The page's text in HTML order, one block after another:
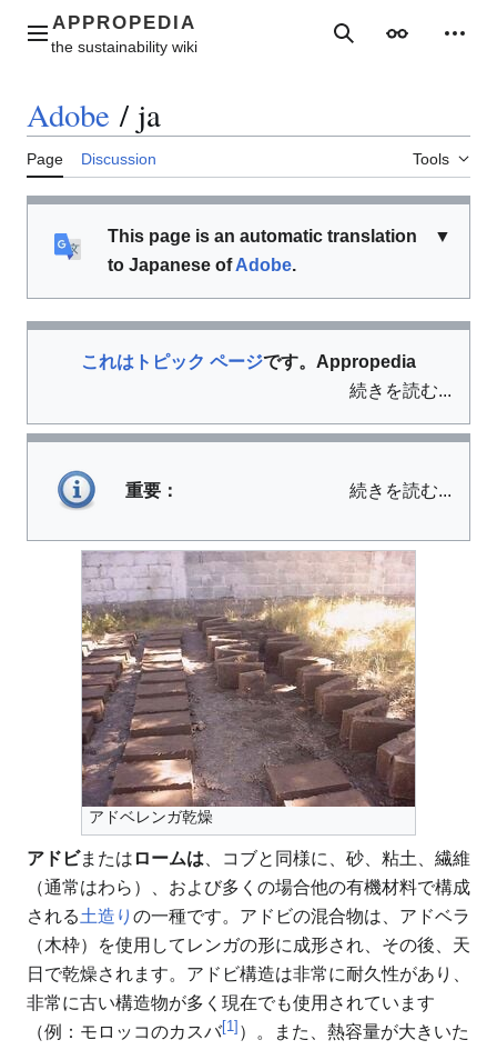
contentMain menu SearchAppearance
Adobe / ja
Page Discussion Tools
▼
This page is an automatic translation
to Japanese ofAdobe.
これはトピック ページです。Appropedia
続きを読む...
重要： 続きを読む...
アドベレンガ乾燥
アドビまたは ロームは 、コブと同様に、砂、粘土、繊維
（通常はわら）、および多くの場合他の有機材料で構成
される土造り の一種です。アドビの混合物は、アドベラ
（木枠）を使用してレンガの形に成形され、その後、天
日で乾燥されます。アドビ構造は非常に耐久性があり、
非常に古い構造物が多く現在でも使用されています
（例：モロッコのカスバ[1] ）。また、熱容量が大きいた